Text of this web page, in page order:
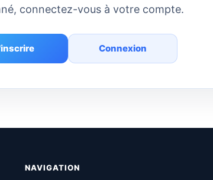
connectez-vous à votre compte.
Connexion
NAVIGATION